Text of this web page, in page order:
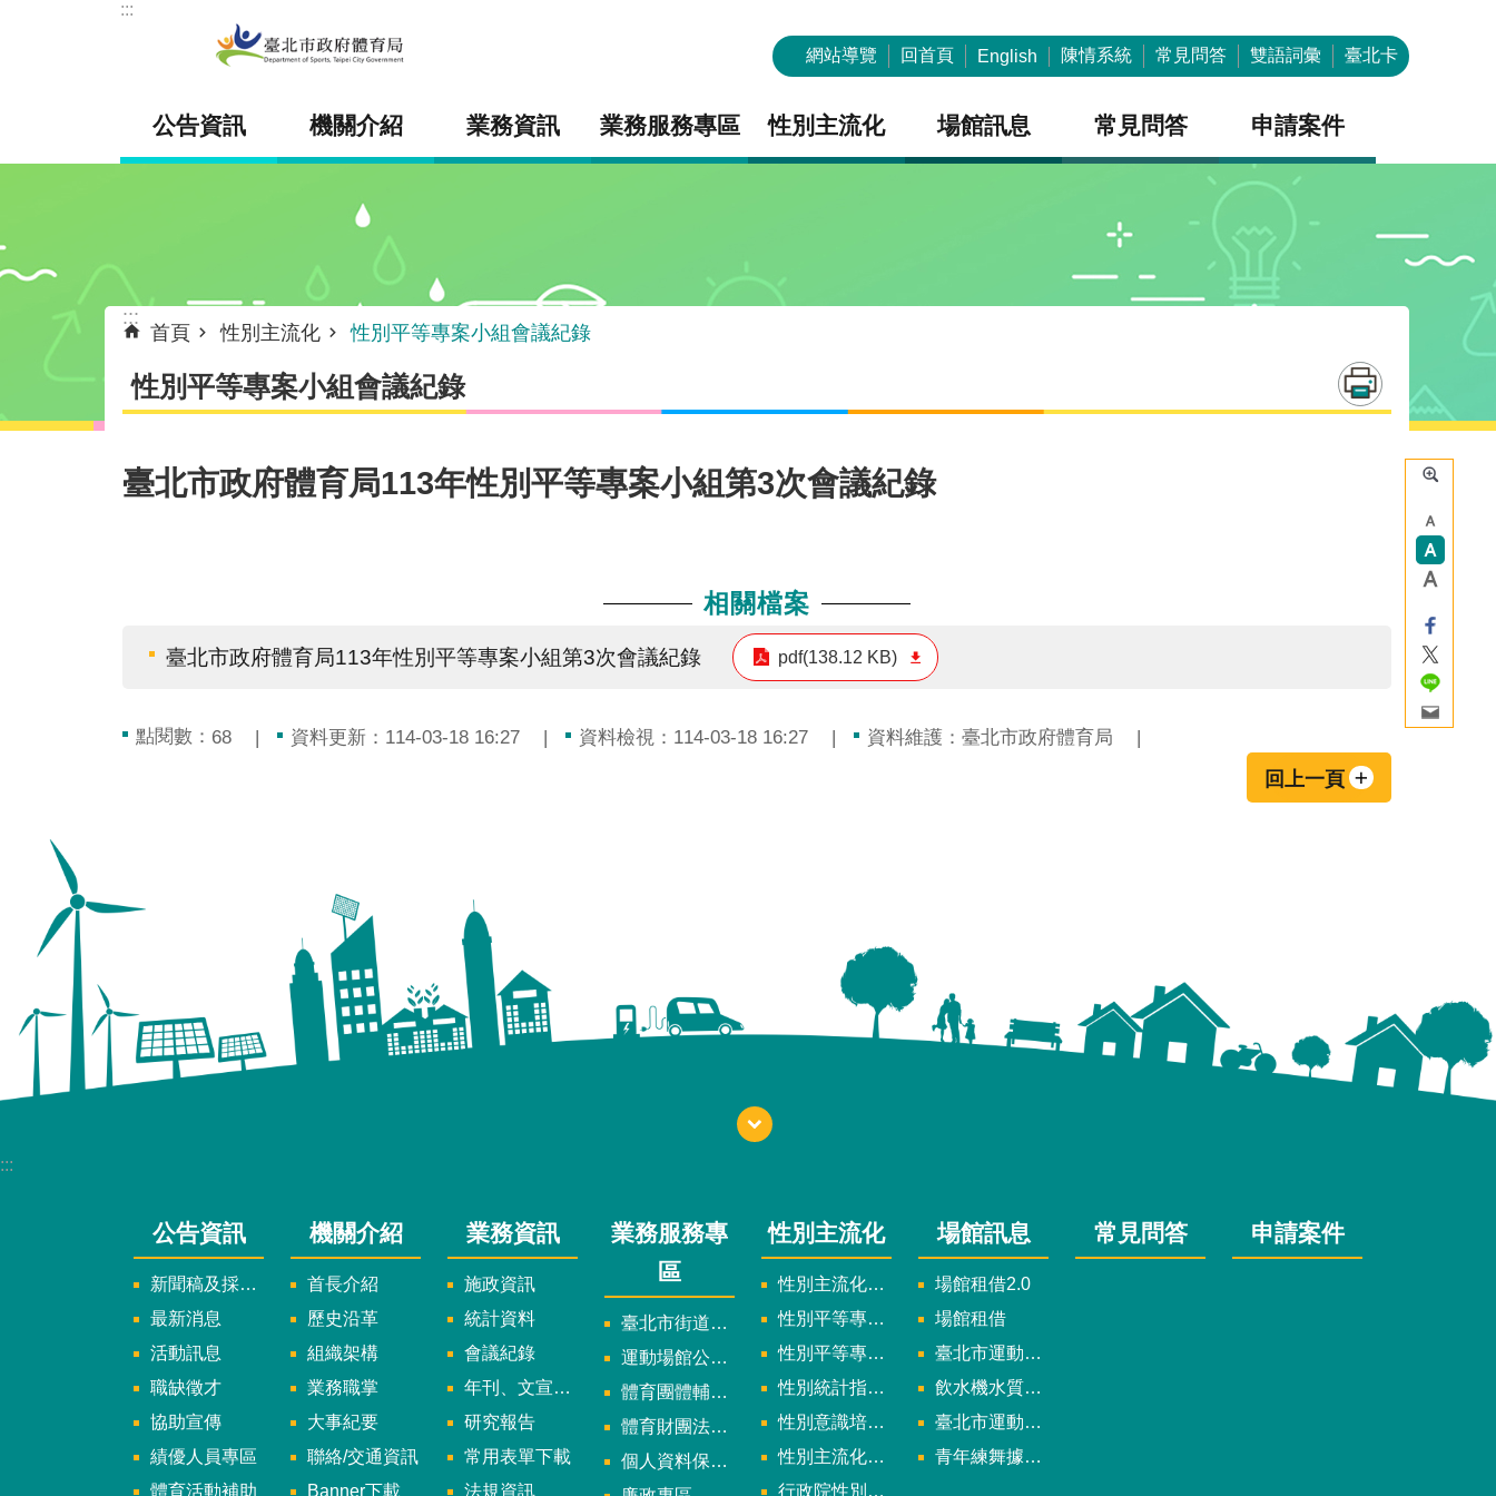
跳到主要內容區塊
:::
網站導覽 回首頁 English 陳情系統 常見問答 雙語詞彙 臺北卡
公告資訊 機關介紹 業務資訊 業務服務專區 性別主流化 場館訊息 常見問答 申請案件
:::
首頁 性別主流化 性別平等專案小組會議紀錄
性別平等專案小組會議紀錄
臺北市政府體育局113年性別平等專案小組第3次會議紀錄
相關檔案
臺北市政府體育局113年性別平等專案小組第3次會議紀錄 pdf(138.12 KB)
點閱數： 68 資料更新：114-03-18 16:27 資料檢視：114-03-18 16:27 資料維護：臺北市政府體育局
回上一頁
:::
公告資訊
新聞稿及採訪通知
最新消息
活動訊息
職缺徵才
協助宣傳
績優人員專區
體育活動補助
機關介紹
首長介紹
歷史沿革
組織架構
業務職掌
大事紀要
聯絡/交通資訊
Banner下載
業務資訊
施政資訊
統計資料
會議紀錄
年刊、文宣及出版品
研究報告
常用表單下載
法規資訊
業務服務專
區
臺北市街道遊戲申請專區
運動場館公司設立輔導專區
體育團體輔導訪視
體育財團法人/公益信託專區
個人資料保護專區
性別主流化
性別主流化實施計畫暨細部計畫
性別平等專案小組委員名單
性別平等專案小組會議紀錄
性別統計指標及項目
性別意識培力、統計分析案、影響評估案
性別主流化年度成果報告
行政院性別平等會
場館訊息
場館租借2.0
場館租借
臺北市運動中心
飲水機水質檢驗報告
臺北市運動中心預約系統
青年練舞據點地圖
常見問答 申請案件